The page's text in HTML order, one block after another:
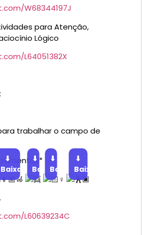
W68344197J
para Atenção,
Lógico
L64051382X
trabalhar o campo de
–
⬇
Baixar
⬇
Baixar
⬇
Baixar
‍♀️
⬇
Baixar
L60639234C